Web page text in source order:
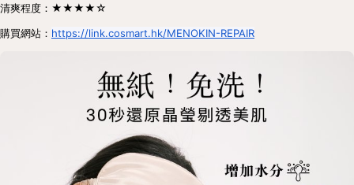
清爽程度：★★★★☆
購買網站： https://link.cosmart.hk/MENOKIN-REPAIR